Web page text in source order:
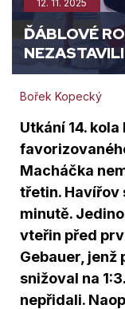
12. 11. 2025
ĎÁBLOVÉ
NEZASTAVILI
Bořek Kopecký
Utkání 14.
Macháčka
třetin. Havířov
minutě.
vteřin před
Gebauer, jenž
snižoval na
nepřidali.